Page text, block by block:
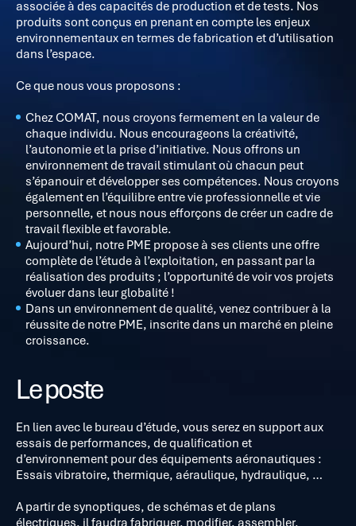
associée à des capacités de production et de tests. Nos
produits sont conçus en prenant en compte les enjeux
environnementaux en termes de fabrication et d’utilisation
dans l’espace.
Ce que nous vous proposons :
Chez COMAT, nous croyons fermement en la valeur de
chaque individu. Nous encourageons la créativité,
l’autonomie et la prise d’initiative. Nous offrons un
environnement de travail stimulant où chacun peut
s’épanouir et développer ses compétences. Nous croyons
également en l’équilibre entre vie professionnelle et vie
personnelle, et nous nous efforçons de créer un cadre de
travail flexible et favorable.
Aujourd’hui, notre PME propose à ses clients une offre
complète de l’étude à l’exploitation, en passant par la
réalisation des produits ; l’opportunité de voir vos projets
évoluer dans leur globalité !
Dans un environnement de qualité, venez contribuer à la
réussite de notre PME, inscrite dans un marché en pleine
croissance.
Le poste
En lien avec le bureau d’étude, vous serez en support aux
essais de performances, de qualification et
d’environnement pour des équipements aéronautiques :
Essais vibratoire, thermique, aéraulique, hydraulique, …
A partir de synoptiques, de schémas et de plans
électriques, il faudra fabriquer, modifier, assembler,